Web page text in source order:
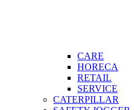
CARE
HORECA
RETAIL
SERVICE
CATERPILLAR